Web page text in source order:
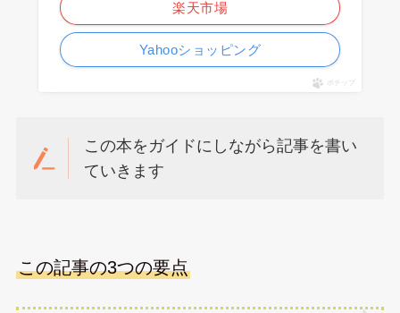
楽天市場
Yahooショッピング
ポチップ
この本をガイドにしながら記事を書い
ていきます
この記事の3つの要点